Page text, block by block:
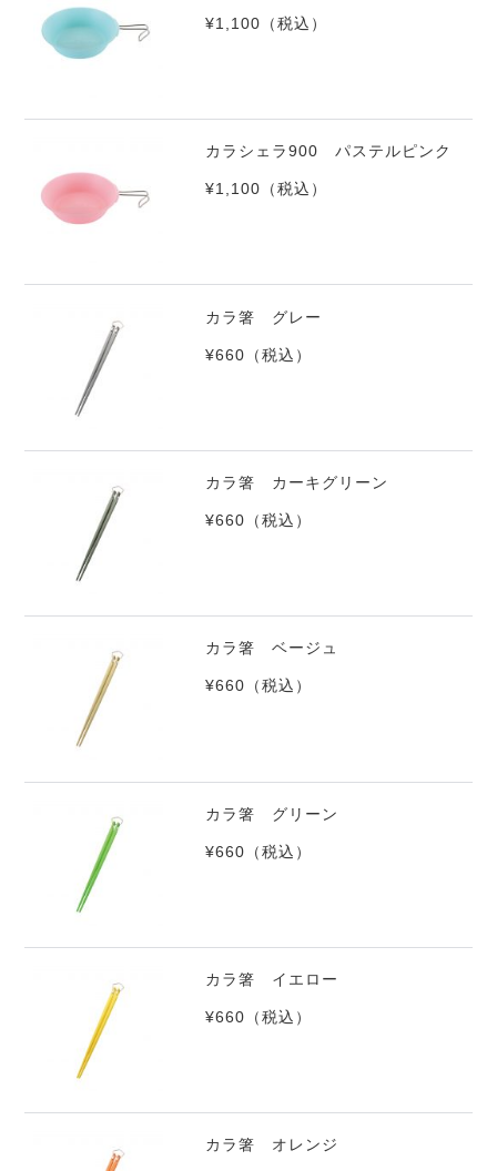
¥1,100 （税込）
カラシェラ900 パステルピンク
¥1,100 （税込）
カラ箸 グレー
¥660 （税込）
カラ箸 カーキグリーン
¥660 （税込）
カラ箸 ベージュ
¥660 （税込）
カラ箸 グリーン
¥660 （税込）
カラ箸 イエロー
¥660 （税込）
カラ箸 オレンジ